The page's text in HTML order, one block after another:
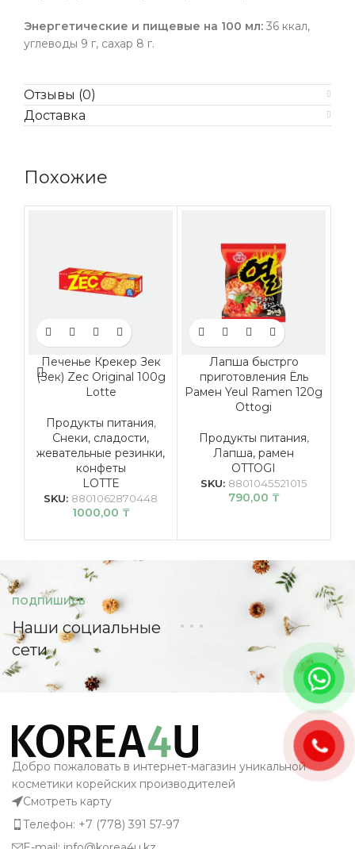
Энергетические и пищевые на 100 мл: 36 ккал,
углеводы 9 г, сахар 8 г.
Отзывы (0)
Доставка
Похожие
Печенье Крекер Зек
(Зек) Zec Original 100g
Lotte
Продукты питания,
Снеки, сладости,
жевательные резинки,
конфеты
LOTTE
SKU: 8801062870448
1000,00 ₸
Лапша быстрго
приготовления Ёль
Рамен Yeul Ramen 120g
Ottogi
Продукты питания,
Лапша, рамен
OTTOGI
SKU: 8801045521015
790,00 ₸
ПОДПИШИСЬ
Наши социальные
сети
Добро пожаловать в интернет-магазин уникальной
косметики корейских производителей
Смотреть карту
Телефон: +7 (778) 391 57-97